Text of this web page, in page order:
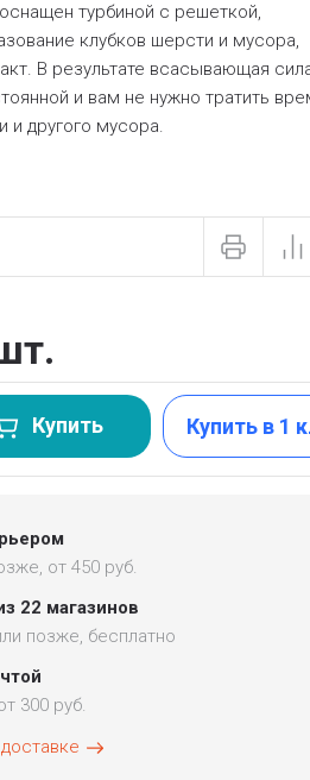
турбиной с решеткой,
клубков шерсти и мусора,
В результате всасывающая
и вам не нужно тратить
и другого мусора.
Купить Купить в 1
от 450 руб.
22 магазинов
позже, бесплатно
300 руб.